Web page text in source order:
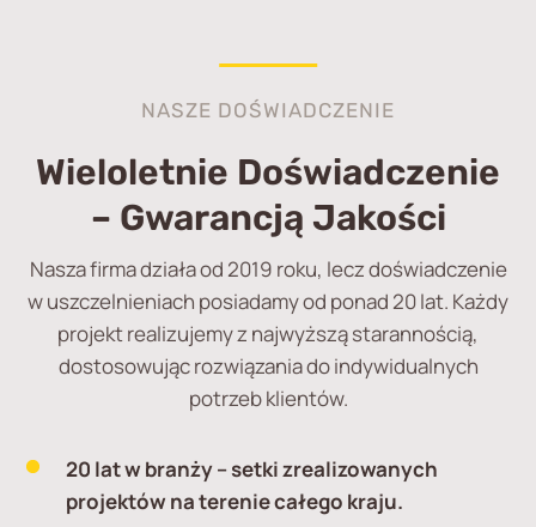
NASZE DOŚWIADCZENIE
Wieloletnie Doświadczenie
– Gwarancją Jakości
Nasza firma działa od 2019 roku, lecz doświadczenie
w uszczelnieniach posiadamy od ponad 20 lat. Każdy
projekt realizujemy z najwyższą starannością,
dostosowując rozwiązania do indywidualnych
potrzeb klientów.
20 lat w branży– setki zrealizowanych
projektów na terenie całego kraju.